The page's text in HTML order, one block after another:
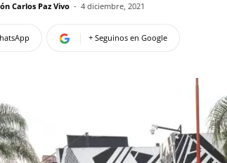
Carlos Paz Vivo - 4 diciembre, 2021
+ Seguinos en Google